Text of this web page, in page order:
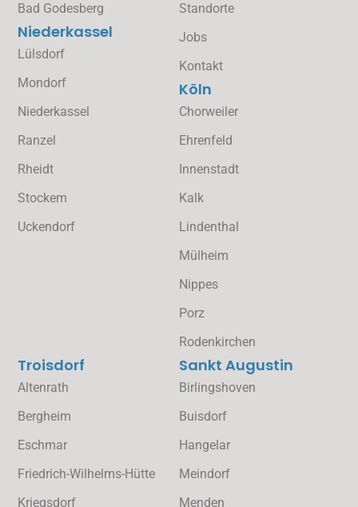
Standorte
Jobs
Kontakt
Köln
Chorweiler
Ehrenfeld
Innenstadt
Kalk
Lindenthal
Mülheim
Nippes
Porz
Rodenkirchen
Bad Godesberg
Niederkassel
Lülsdorf
Mondorf
Niederkassel
Ranzel
Rheidt
Stockem
Uckendorf
Sankt Augustin
Birlingshoven
Buisdorf
Hangelar
Meindorf
Menden
Troisdorf
Altenrath
Bergheim
Eschmar
Friedrich-Wilhelms-Hütte
Kriegsdorf